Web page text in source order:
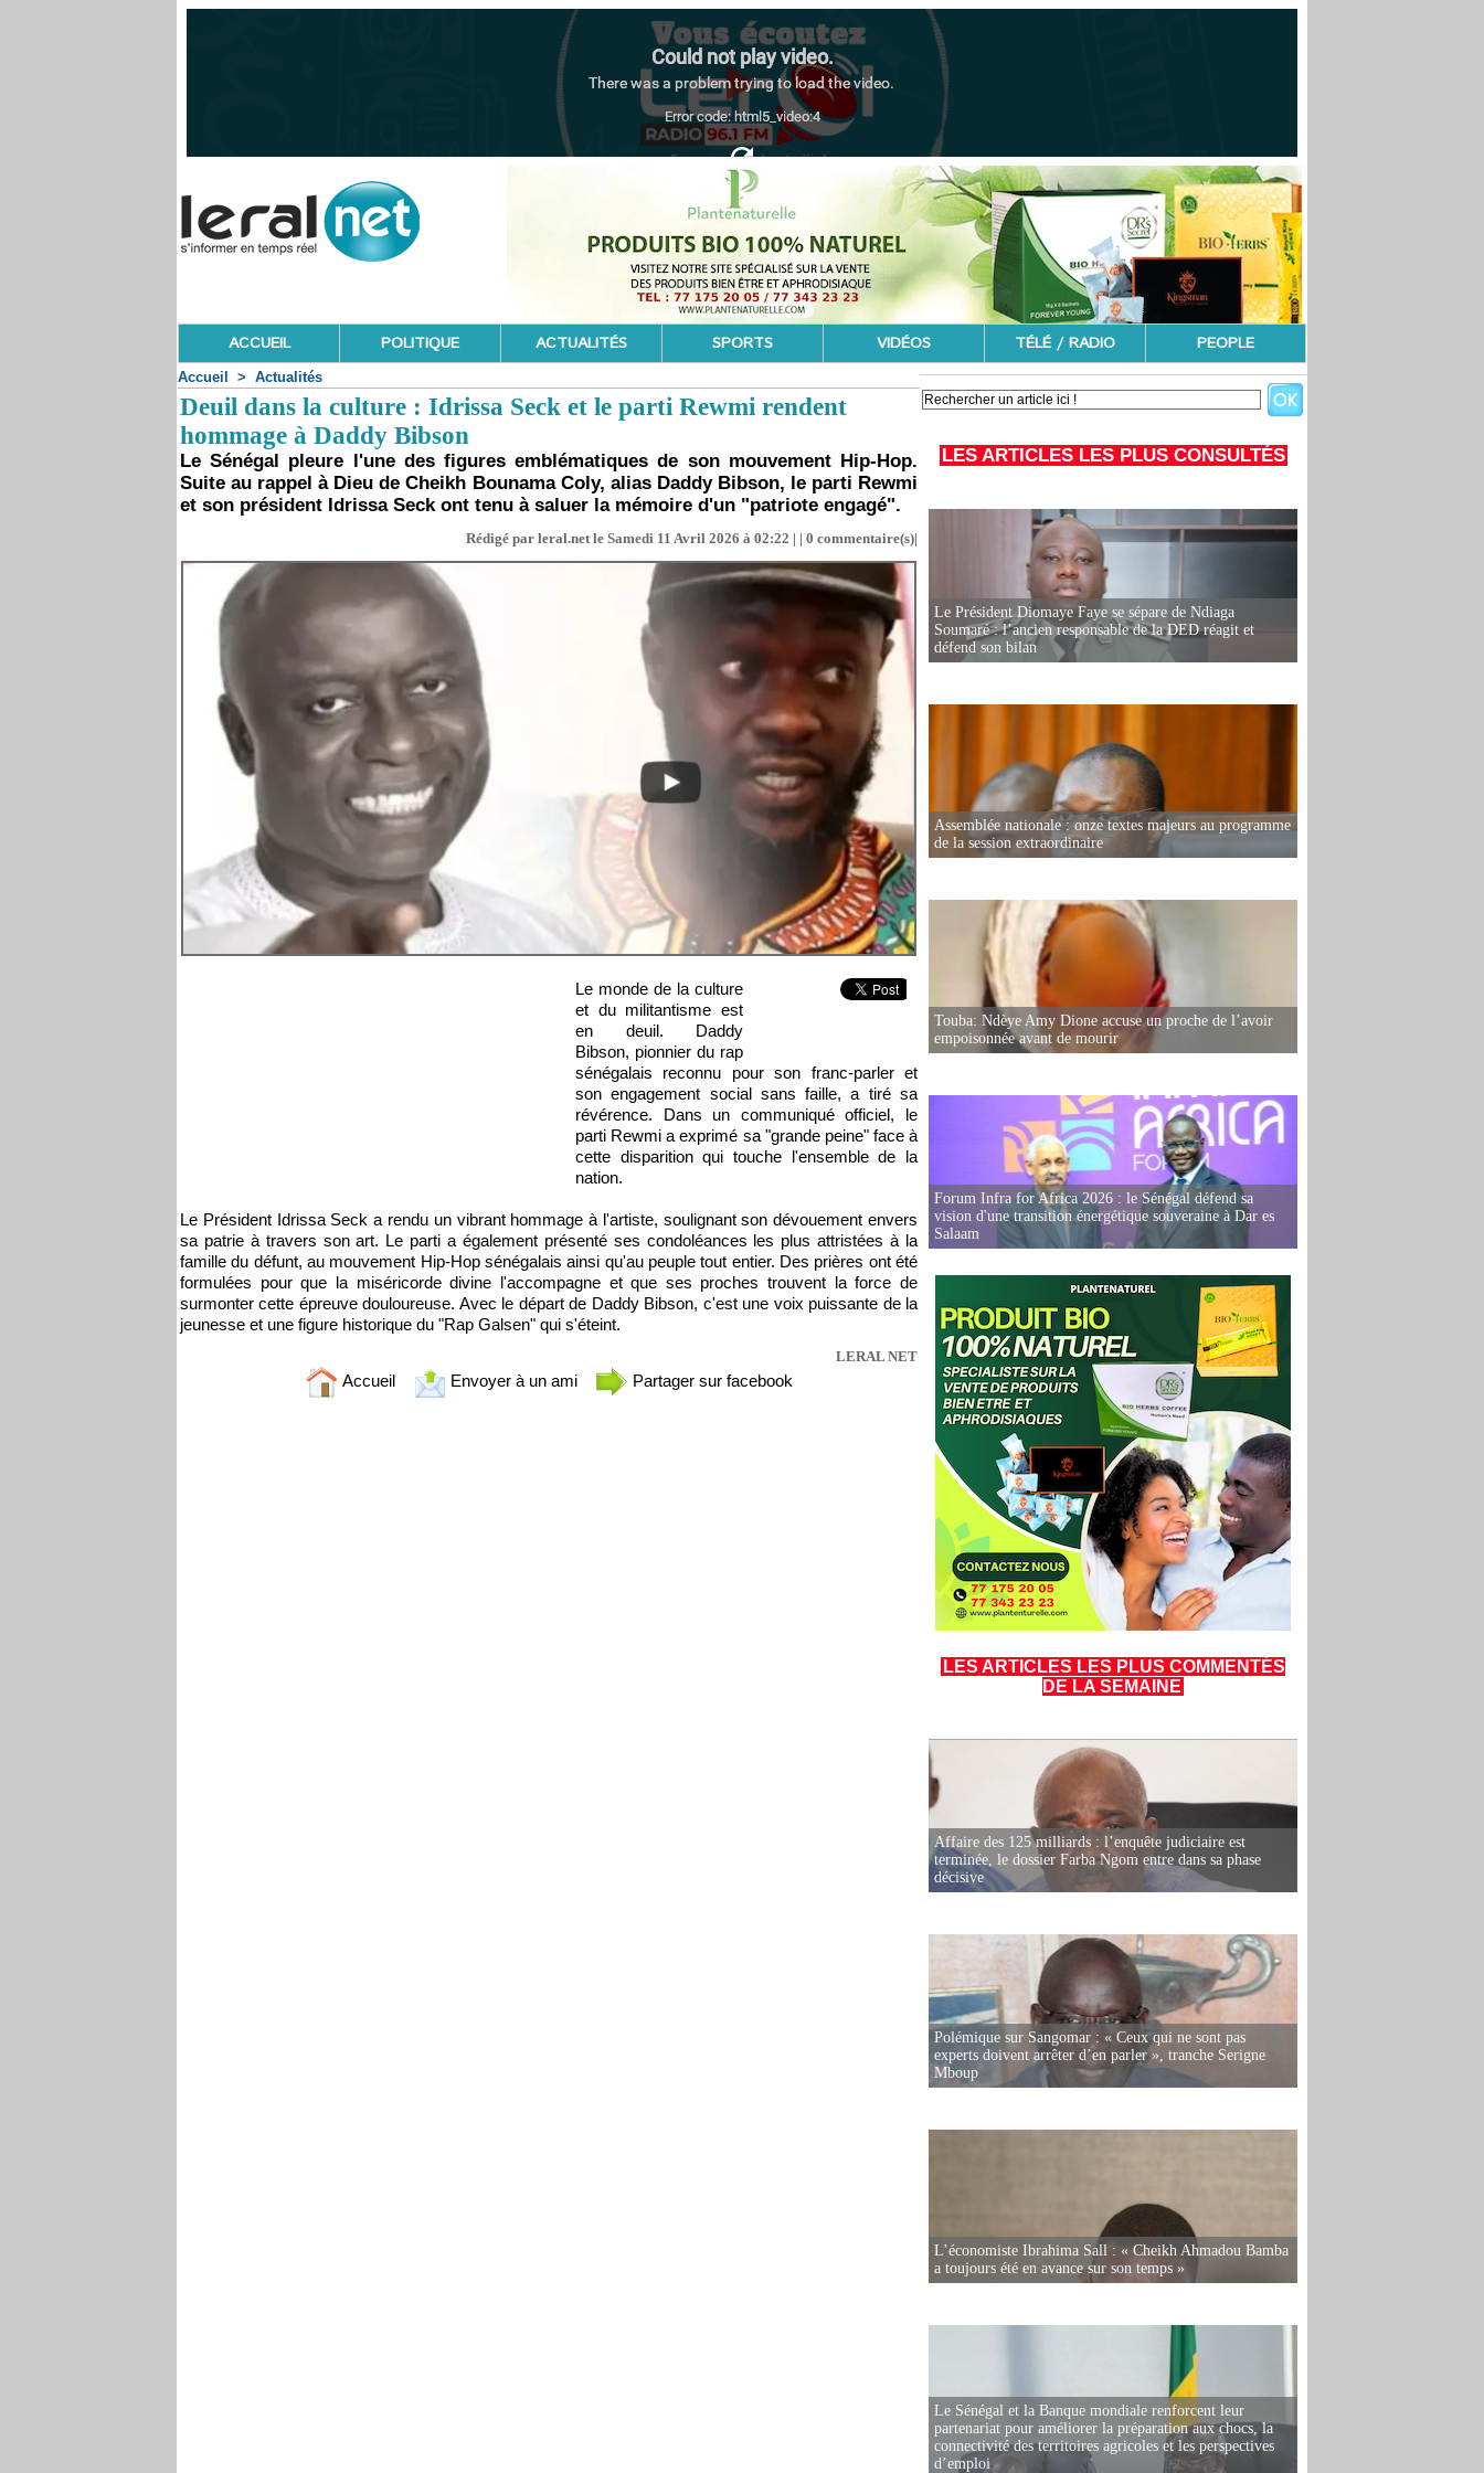
ACCUEIL POLITIQUE ACTUALITÉS SPORTS VIDÉOS TÉLÉ / RADIO PEOPLE
Accueil > Actualités
Deuil dans la culture : Idrissa Seck et le parti Rewmi rendent
hommage à Daddy Bibson
Le Sénégal pleure l'une des figures emblématiques de son mouvement Hip-Hop.
Suite au rappel à Dieu de Cheikh Bounama Coly, alias Daddy Bibson, le parti Rewmi
et son président Idrissa Seck ont tenu à saluer la mémoire d'un "patriote engagé".
Rédigé par leral.net le Samedi 11 Avril 2026 à 02:22 | | 0 commentaire(s)|
Le monde de la culture
et du militantisme est
en deuil. Daddy
Bibson, pionnier du rap
sénégalais reconnu pour son franc-parler et
son engagement social sans faille, a tiré sa
révérence. Dans un communiqué officiel, le
parti Rewmi a exprimé sa "grande peine" face à
cette disparition qui touche l'ensemble de la
nation.
Le Président Idrissa Seck a rendu un vibrant hommage à l'artiste, soulignant son dévouement envers
sa patrie à travers son art. Le parti a également présenté ses condoléances les plus attristées à la
famille du défunt, au mouvement Hip-Hop sénégalais ainsi qu'au peuple tout entier. Des prières ont été
formulées pour que la miséricorde divine l'accompagne et que ses proches trouvent la force de
surmonter cette épreuve douloureuse. Avec le départ de Daddy Bibson, c'est une voix puissante de la
jeunesse et une figure historique du "Rap Galsen" qui s'éteint.
LERAL NET
Accueil Envoyer à un ami Partager sur facebook
LES ARTICLES LES PLUS CONSULTÉS
Le Président Diomaye Faye se sépare de Ndiaga
Soumaré : l’ancien responsable de la DED réagit et
défend son bilan
Assemblée nationale : onze textes majeurs au programme
de la session extraordinaire
Touba: Ndèye Amy Dione accuse un proche de l’avoir
empoisonnée avant de mourir
Forum Infra for Africa 2026 : le Sénégal défend sa
vision d'une transition énergétique souveraine à Dar es
Salaam
LES ARTICLES LES PLUS COMMENTÉS
DE LA SEMAINE
Affaire des 125 milliards : l’enquête judiciaire est
terminée, le dossier Farba Ngom entre dans sa phase
décisive
Polémique sur Sangomar : « Ceux qui ne sont pas
experts doivent arrêter d’en parler », tranche Serigne
Mboup
L’économiste Ibrahima Sall : « Cheikh Ahmadou Bamba
a toujours été en avance sur son temps »
Le Sénégal et la Banque mondiale renforcent leur
partenariat pour améliorer la préparation aux chocs, la
connectivité des territoires agricoles et les perspectives
d’emploi